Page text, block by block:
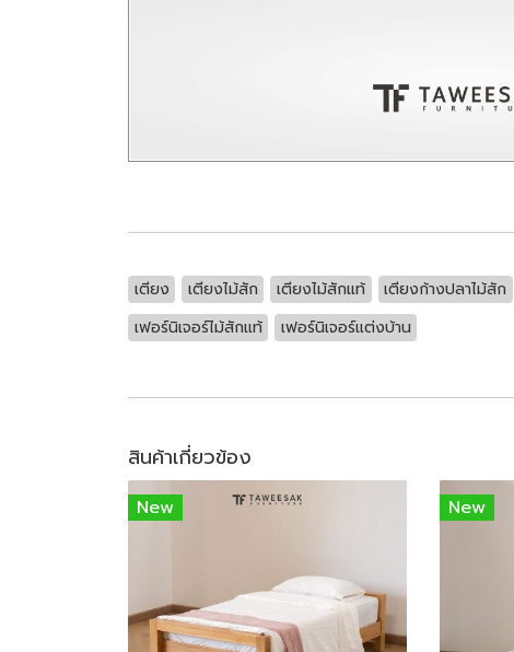
เตียง เตียงไม้สัก เตียงไม้สักแท้ เตียงก้างปลาไม้สัก
เฟอร์นิเจอร์ไม้สักแท้
เฟอร์นิเจอร์แต่งบ้าน
สินค้าเกี่ยวข้อง
New New